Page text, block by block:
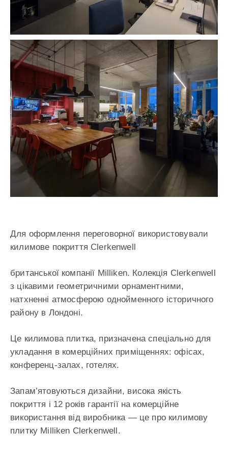
Для оформлення переговорної використовували
килимове покриття Clerkenwell
британської компанії Milliken. Колекція Clerkenwell
з цікавими геометричними орнаментними,
натхненні атмосферою однойменного історичного
району в Лондоні.
Це килимова плитка, призначена спеціально для
укладання в комерційних приміщеннях: офісах,
конференц-залах, готелях.
Запам’ятовуються дизайни, висока якість
покриття і 12 років гарантії на комерційне
використання від виробника — це про килимову
плитку Milliken Clerkenwell.